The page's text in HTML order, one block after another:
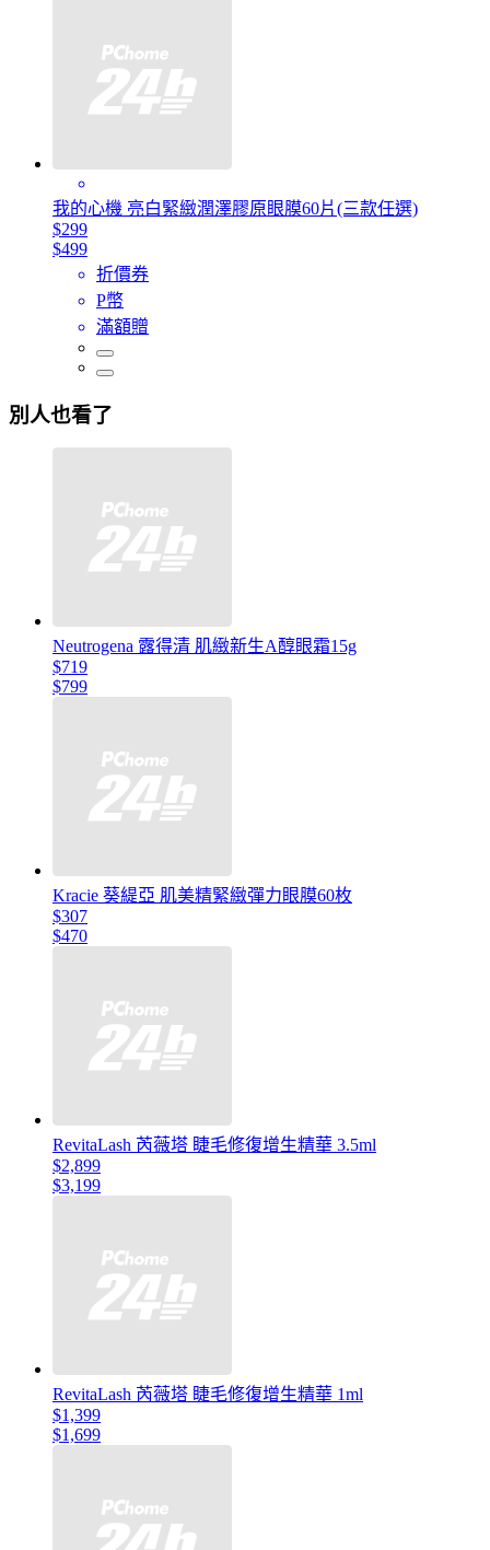
我的心機 亮白緊緻潤澤膠原眼膜60片(三款任選)
$299
$499
折價券
P幣
滿額贈
別人也看了
Neutrogena 露得清 肌緻新生A醇眼霜15g
$719
$799
Kracie 葵緹亞 肌美精緊緻彈力眼膜60枚
$307
$470
RevitaLash 芮薇塔 睫毛修復增生精華 3.5ml
$2,899
$3,199
RevitaLash 芮薇塔 睫毛修復增生精華 1ml
$1,399
$1,699